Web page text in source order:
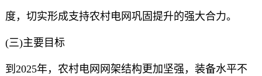
度，切实形成支持农村电网巩固提升的强大合力。
(三)主要目标
到2025年，农村电网网架结构更加坚强，装备水平不